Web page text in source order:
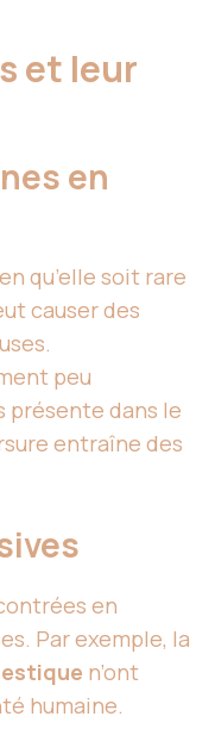
et leur
en
qu’elle soit rare
causer des
peu
présente dans le
entraîne des
en
Par exemple, la
n’ont
humaine.